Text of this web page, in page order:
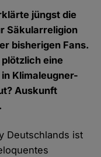
jüngst die
Säkularreligion
bisherigen Fans.
eine
Klimaleugner-
Auskunft
Deutschlands ist